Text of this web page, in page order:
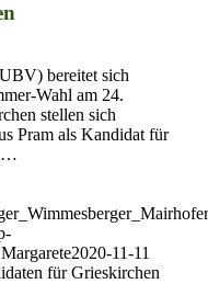
bereitet sich
Wahl am 24.
stellen sich
Pram als Kandidat für
Margarete2020-11-11
für Grieskirchen